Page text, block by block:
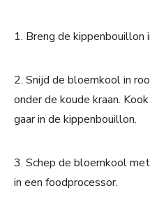
1. Breng de kippenbouillon
2. Snijd de bloemkool in
onder de koude kraan.
gaar in de kippenbouillon.
3. Schep de bloemkool
in een foodprocessor.